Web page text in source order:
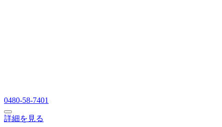
0480-58-7401
詳細を見る